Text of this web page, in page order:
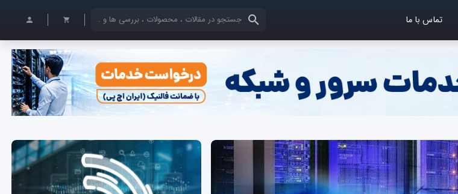
تماس با ما کلمات کلیدی خود را وارد کنید